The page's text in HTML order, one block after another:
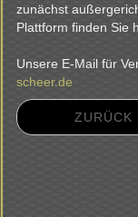
zunächst
Plattform finden Sie
Unsere E-Mail für
scheer.de
ZURÜCK